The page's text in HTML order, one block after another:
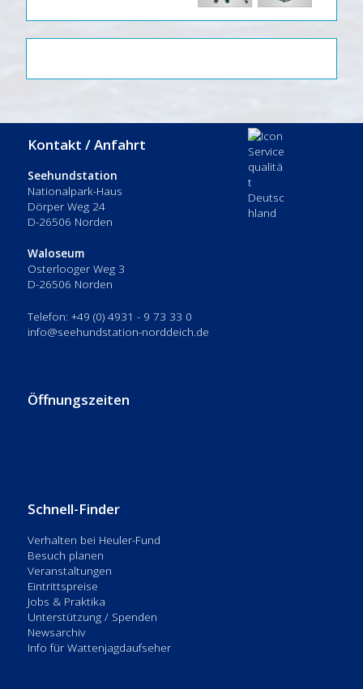
Kontakt / Anfahrt
Seehundstation
Nationalpark-Haus
Dörper Weg 24
D-26506 Norden
Waloseum
Osterlooger Weg 3
D-26506 Norden
Telefon: +49 (0) 4931 - 9 73 33 0
info@seehundstation-norddeich.de
Öffnungszeiten
Schnell-Finder
Verhalten bei Heuler-Fund
Besuch planen
Veranstaltungen
Eintrittspreise
Jobs & Praktika
Unterstützung / Spenden
Newsarchiv
Info für Wattenjagdaufseher